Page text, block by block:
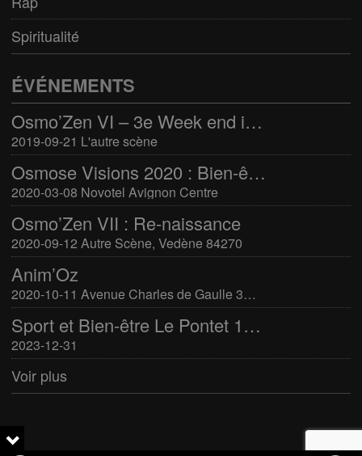
Spiritualité
ÉVÉNEMENTS
Osmo’Zen VI – 3e Week end international du bien-être
2019-09-21 L'autre scène
Osmose Visions 2020 : Bien-être et arts divinatoires
2020-03-08 Novotel Avignon Centre
Osmo’Zen VII : Re-naissance
2020-09-12 Autre Scène, Vedène 84270
Anim’Oz
2020-10-11 Avenue Charles de Gaulle 30400 Villeneuve-Lès-Avignon
Sport et Bien-être Le Pontet 16-17 mars 2024
2023-12-31
Voir plus